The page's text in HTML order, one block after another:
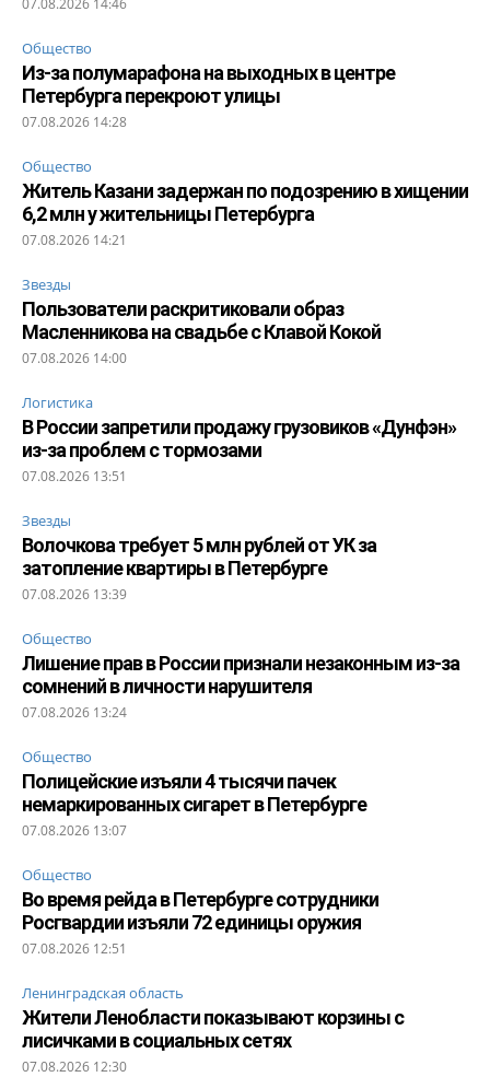
Общество
Из-за полумарафона на выходных в центре
Петербурга перекроют улицы
07.08.2026 14:28
Общество
Житель Казани задержан по подозрению в хищении
6,2 млн у жительницы Петербурга
07.08.2026 14:21
Звезды
Пользователи раскритиковали образ
Масленникова на свадьбе с Клавой Кокой
07.08.2026 14:00
Логистика
В России запретили продажу грузовиков «Дунфэн»
из-за проблем с тормозами
07.08.2026 13:51
Звезды
Волочкова требует 5 млн рублей от УК за
затопление квартиры в Петербурге
07.08.2026 13:39
Общество
Лишение прав в России признали незаконным из-за
сомнений в личности нарушителя
07.08.2026 13:24
Общество
Полицейские изъяли 4 тысячи пачек
немаркированных сигарет в Петербурге
07.08.2026 13:07
Общество
Во время рейда в Петербурге сотрудники
Росгвардии изъяли 72 единицы оружия
07.08.2026 12:51
Ленинградская область
Жители Ленобласти показывают корзины с
лисичками в социальных сетях
07.08.2026 12:30